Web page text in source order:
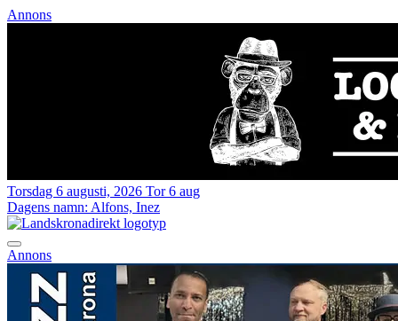
Annons
Torsdag 6 augusti, 2026 Tor 6 aug
Dagens namn: Alfons, Inez
Annons